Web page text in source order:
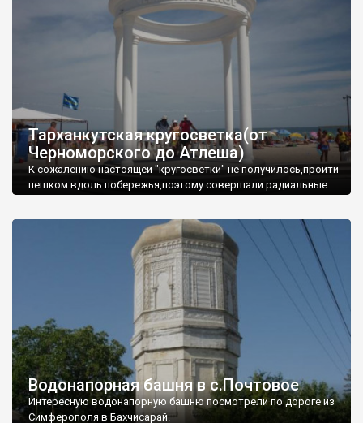
Тарханкутская кругосветка(от
Черноморского до Атлеша)
К сожалению настоящей "кругосветки" не получилось,пройти
пешком вдоль побережья,поэтому совершали радиальные
Водонапорная башня в с.Почтовое
Интересную водонапорную башню посмотрели по дороге из
Симферополя в Бахчисарай.